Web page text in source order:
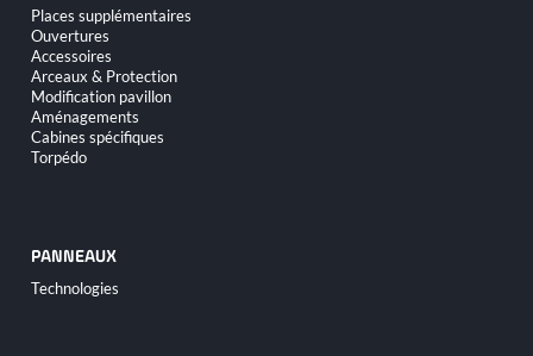
Aller
au
contenu
Places supplémentaires
Ouvertures
Accessoires
Arceaux & Protection
Modification pavillon
Aménagements
Cabines spécifiques
Torpédo
PANNEAUX
Aller
au
Technologies